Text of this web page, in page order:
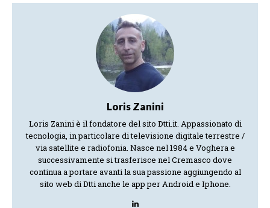
Loris Zanini
Loris Zanini è il fondatore del sito Dtti.it. Appassionato di
tecnologia, in particolare di televisione digitale terrestre /
via satellite e radiofonia. Nasce nel 1984 e Voghera e
successivamente si trasferisce nel Cremasco dove
continua a portare avanti la sua passione aggiungendo al
sito web di Dtti anche le app per Android e Iphone.